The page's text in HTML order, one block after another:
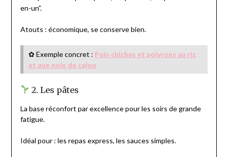
en-un”.
Atouts : économique, se conserve bien.
✿ Exemple concret : Pois chiches et poivrons au riz
et aux noix de cajou
2. Les pâtes
La base réconfort par excellence pour les soirs de grande
fatigue.
Idéal pour : les repas express, les sauces simples.